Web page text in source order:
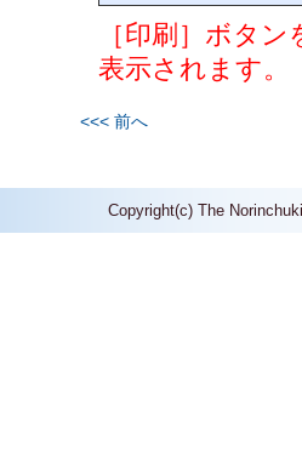
［印刷］ボタ
表示されます。
<<< 前へ
Copyright(c) The